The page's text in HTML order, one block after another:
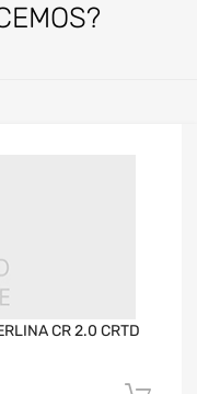
CR 2.0 CRTD